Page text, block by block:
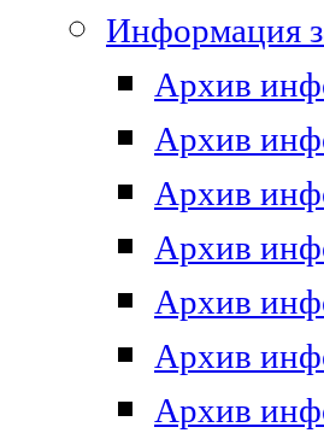
Информация
Архив
Архив
Архив
Архив
Архив
Архив
Архив